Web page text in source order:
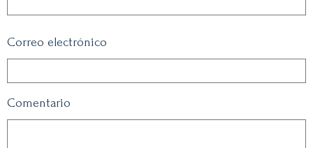
Correo electrónico
Comentario